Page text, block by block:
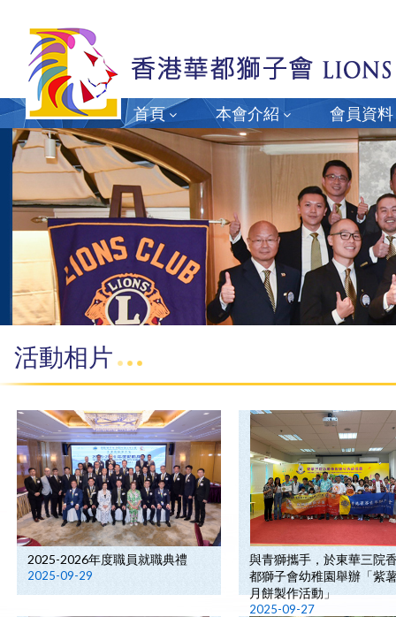
首頁 本會介紹 會員資料
活動相片
2025-2026年度職員就職典禮
2025-09-29
與青獅攜手，於東華三院
都獅子會幼稚園舉辦「紫
月餅製作活動」
2025-09-27